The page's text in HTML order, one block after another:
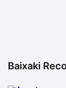
Baixaki